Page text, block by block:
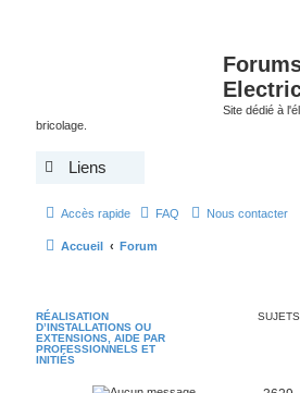
Site dédié à
bricolage.
Liens
Accès rapide FAQ Nous contacter
Accueil Forum
RÉALISATION
D’INSTALLATIONS OU
EXTENSIONS, AIDE PAR
PROFESSIONNELS ET
INITIÉS
SUJETS